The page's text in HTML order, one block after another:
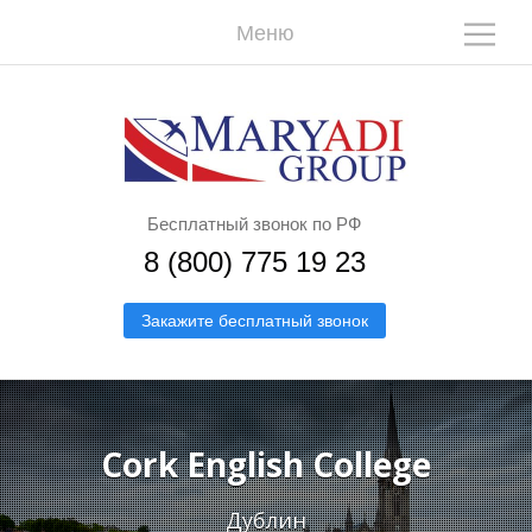
Меню
Бесплатный звонок по РФ
8 (800) 775 19 23
Закажите бесплатный звонок
М
О
Cork English College
Дублин
М
О